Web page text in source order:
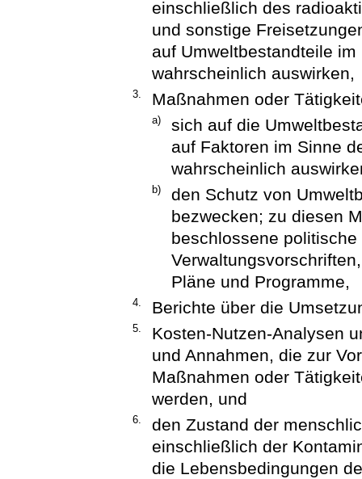
einschließlich des
und sonstige
auf Umweltbestandteile
wahrscheinlich auswirken,
3. Maßnahmen oder
a)
sich auf die
auf Faktoren im Sinne
wahrscheinlich
b)
den Schutz von
bezwecken; zu diesen
beschlossene
Pläne und Programme,
4. Berichte über die
5.
Kosten-Nutzen-Analysen
und Annahmen, die zur
Maßnahmen oder
werden, und
6.
den Zustand der
einschließlich der
die Lebensbedingungen